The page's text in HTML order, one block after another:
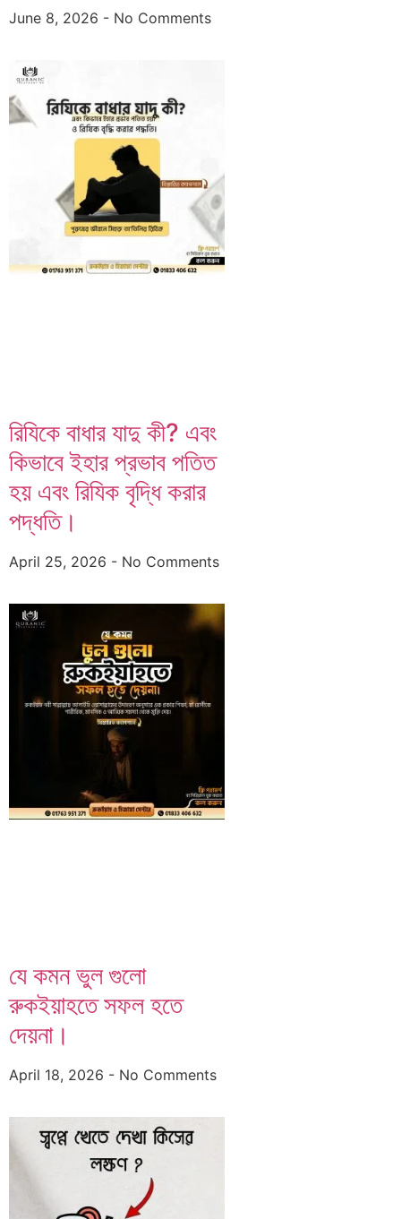
June 8, 2026 No Comments
রিযিকে বাধার যাদু কী? এবং
কিভাবে ইহার প্রভাব পতিত
হয় এবং রিযিক বৃদ্ধি করার
পদ্ধতি।
April 25, 2026 No Comments
যে কমন ভুল গুলো
রুকইয়াহতে সফল হতে
দেয়না।
April 18, 2026 No Comments